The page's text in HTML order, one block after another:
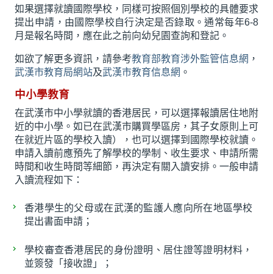
如果選擇就讀國際學校，同樣可按照個別學校的具體要求
提出申請，由國際學校自行決定是否錄取。通常每年6-8
月是報名時間，應在此之前向幼兒園查詢和登記。
如欲了解更多資訊，請參考教育部教育涉外監管信息網 ，
武漢市教育局網站及武漢市教育信息網 。
中小學教育
在武漢市中小學就讀的香港居民，可以選擇報讀居住地附
近的中小學。如已在武漢市購買學區房，其子女原則上可
在就近片區的學校入讀），也可以選擇到國際學校就讀。
申請入讀前應預先了解學校的學制、收生要求、申請所需
時間和收生時間等細節，再決定有關入讀安排。一般申請
入讀流程如下：
香港學生的父母或在武漢的監護人應向所在地區學校
提出書面申請；
學校審查香港居民的身份證明、居住證等證明材料，
並簽發「接收證」；